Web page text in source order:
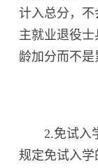
计入总分，不
主就业退役士
龄加分而不是
2.免试入学
规定免试入